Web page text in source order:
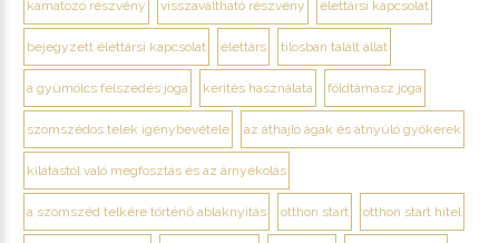
kamatozó részvény visszaváltható részvény élettársi kapcsolat
bejegyzett élettársi kapcsolat élettárs tilosban talált állat
a gyümölcs felszedés joga kerítés használata földtámasz joga
szomszédos telek igénybevétele az áthajló ágak és átnyúló gyökerek
kilátástól való megfosztás és az árnyékolás
a szomszéd telkére történő ablaknyitás otthon start otthon start hitel